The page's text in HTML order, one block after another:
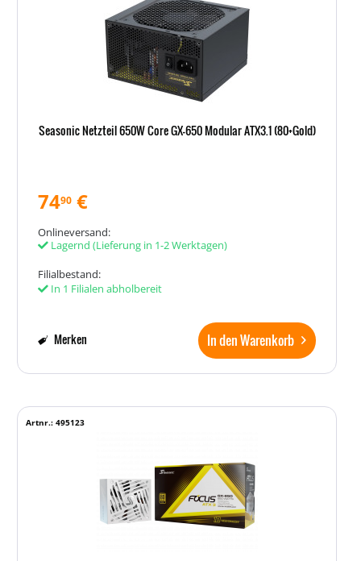
Seasonic Netzteil 650W Core GX-650 Modular ATX3.1 (80+Gold)
7490 €
Onlineversand:
Lagernd (Lieferung in 1-2 Werktagen)
Filialbestand:
In 1 Filialen abholbereit
In den Warenkorb
Merken
Artnr.: 495123